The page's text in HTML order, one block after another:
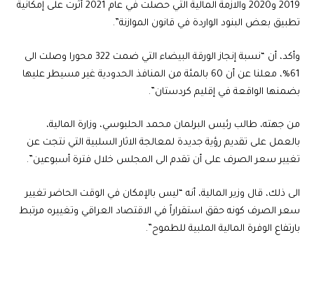
2019 و2020 والازمة المالية التي حصلت في عام 2021 أثرت على إمكانية
تطبيق بعض البنود الواردة في قانون الموازنة”.
وأكد، أن “نسبة إنجاز الورقة البيضاء التي ضمت 322 محورا وصلت الى
61%، معلنا عن أن 60 بالمئة من المنافذ الحدودية غير مسيطر عليها
بضمنها الواقعة في إقليم كردستان”.
من جهته، طالب رئيس البرلمان محمد الحلبوسي، وزارة المالية،
بالعمل على تقديم رؤية جديدة لمعالجة الاثار السلبية التي نتجت عن
تغيير سعر الصرف على أن تقدم الى المجلس خلال فترة أسبوعين”.
الى ذلك، قال وزير المالية، أنه “ليس بالإمكان في الوقت الحاضر تغيير
سعر الصرف كونه حقق استقراراً في الاقتصاد العراقي وتغييره مرتبط
بارتفاع الوفرة المالية الملبية للطموح”.